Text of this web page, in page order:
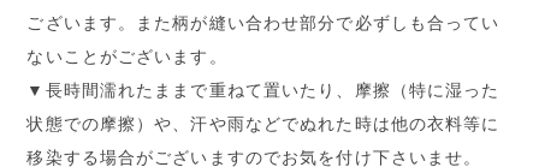
ございます。また柄が縫い合わせ部分で必ずしも合ってい
ないことがございます。
▼長時間濡れたままで重ねて置いたり、摩擦（特に湿った
状態での摩擦）や、汗や雨などでぬれた時は他の衣料等に
移染する場合がございますのでお気を付け下さいませ。